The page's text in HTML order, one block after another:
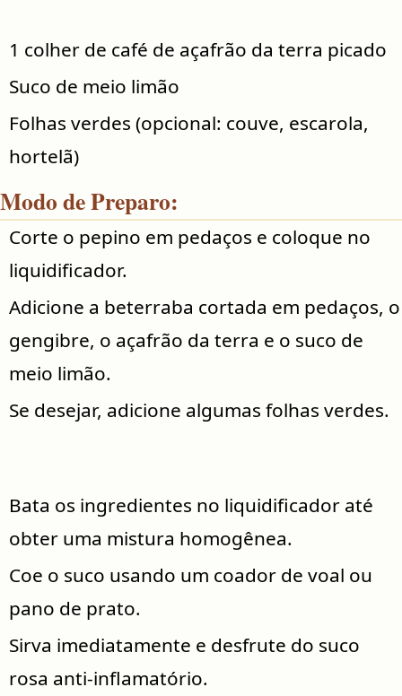
1 colher de café de açafrão da terra picado
Suco de meio limão
Folhas verdes (opcional: couve, escarola,
hortelã)
Modo de Preparo:
Corte o pepino em pedaços e coloque no
liquidificador.
Adicione a beterraba cortada em pedaços, o
gengibre, o açafrão da terra e o suco de
meio limão.
Se desejar, adicione algumas folhas verdes.
Bata os ingredientes no liquidificador até
obter uma mistura homogênea.
Coe o suco usando um coador de voal ou
pano de prato.
Sirva imediatamente e desfrute do suco
rosa anti-inflamatório.